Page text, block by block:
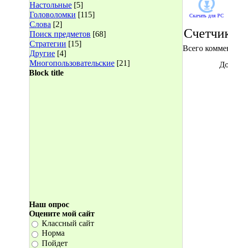
Настольные [5]
Головоломки [115]
Слова [2]
Поиск предметов [68]
Стратегии [15]
Другие [4]
Многопользовательские [21]
Block title
Наш опрос
Оцените мой сайт
Классный сайт
Норма
Пойдет
Скачать для PC
Всего